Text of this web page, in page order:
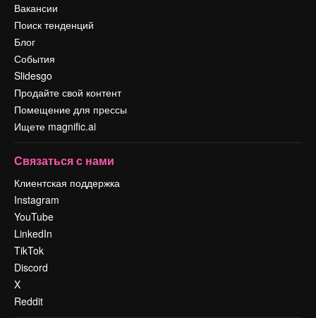
Вакансии
Поиск тенденций
Блог
События
Slidesgo
Продайте свой контент
Помещение для прессы
Ищете magnific.ai
Связаться с нами
Клиентская поддержка
Instagram
YouTube
LinkedIn
TikTok
Discord
X
Reddit